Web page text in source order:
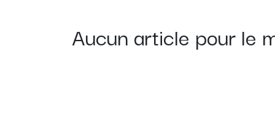
Aucun article pour le